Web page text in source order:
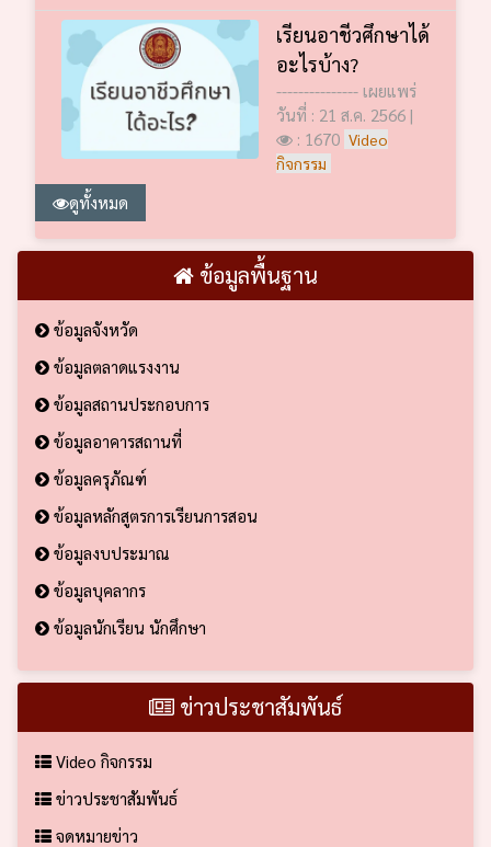
เรียนอาชีวศึกษาได้
อะไรบ้าง?
--------------- เผยแพร่
วันที่ : 21 ส.ค. 2566 |
: 1670 Video
กิจกรรม
ดูทั้งหมด
ข้อมูลพื้นฐาน
ข้อมูลจังหวัด
ข้อมูลตลาดแรงงาน
ข้อมูลสถานประกอบการ
ข้อมูลอาคารสถานที่
ข้อมูลครุภัณฑ์
ข้อมูลหลักสูตรการเรียนการสอน
ข้อมูลงบประมาณ
ข้อมูลบุคลากร
ข้อมูลนักเรียน นักศึกษา
ข่าวประชาสัมพันธ์
Video กิจกรรม
ข่าวประชาสัมพันธ์
จดหมายข่าว